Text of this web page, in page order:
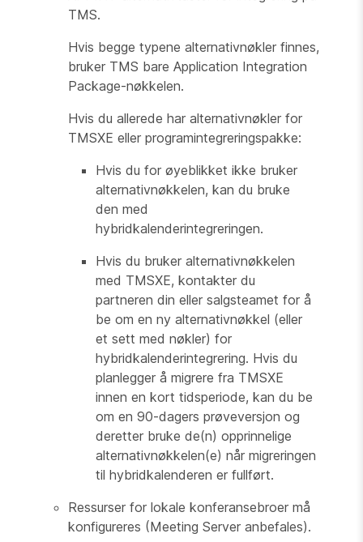
TMS.
Hvis begge typene alternativnøkler finnes,
bruker TMS bare Application Integration
Package-nøkkelen.
Hvis du allerede har alternativnøkler for
TMSXE eller programintegreringspakke:
Hvis du for øyeblikket ikke bruker
alternativnøkkelen, kan du bruke
den med
hybridkalenderintegreringen.
Hvis du bruker alternativnøkkelen
med TMSXE, kontakter du
partneren din eller salgsteamet for å
be om en ny alternativnøkkel (eller
et sett med nøkler) for
hybridkalenderintegrering. Hvis du
planlegger å migrere fra TMSXE
innen en kort tidsperiode, kan du be
om en 90-dagers prøveversjon og
deretter bruke de(n) opprinnelige
alternativnøkkelen(e) når migreringen
til hybridkalenderen er fullført.
Ressurser for lokale konferansebroer må
konfigureres (Meeting Server anbefales).